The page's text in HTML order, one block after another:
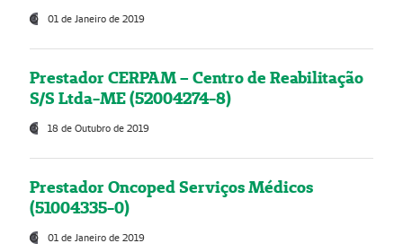
01 de Janeiro de 2019
Prestador CERPAM – Centro de Reabilitação
S/S Ltda-ME (52004274-8)
18 de Outubro de 2019
Prestador Oncoped Serviços Médicos
(51004335-0)
01 de Janeiro de 2019